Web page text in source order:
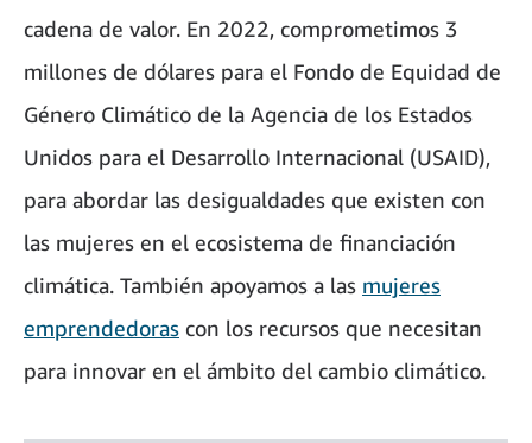
cadena de valor. En 2022, comprometimos 3
millones de dólares para el Fondo de Equidad de
Género Climático de la Agencia de los Estados
Unidos para el Desarrollo Internacional (USAID),
para abordar las desigualdades que existen con
las mujeres en el ecosistema de financiación
climática. También apoyamos a las mujeres
emprendedoras con los recursos que necesitan
para innovar en el ámbito del cambio climático.